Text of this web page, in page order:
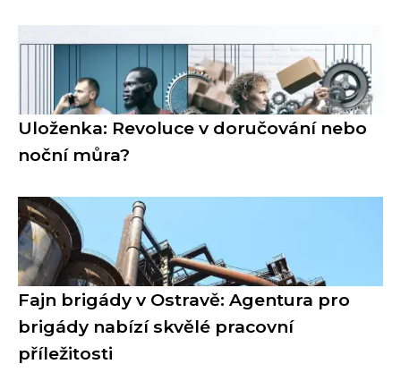
Uloženka: Revoluce v doručování nebo
noční můra?
Fajn brigády v Ostravě: Agentura pro
brigády nabízí skvělé pracovní
příležitosti